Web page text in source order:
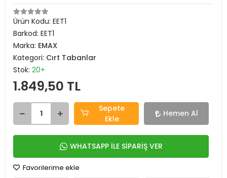
Ürün Kodu: EET1
Barkod: EET1
Marka: EMAX
Kategori: Cırt Tabanlar
Stok: 20+
1.849,50 TL
Sepete
Ekle
Hemen Al
WHATSAPP İLE SİPARİŞ VER
Favorilerime ekle